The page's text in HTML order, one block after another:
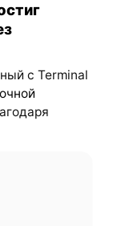
с Terminal